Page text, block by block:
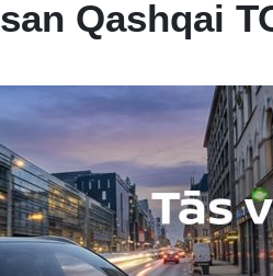
Qashqai